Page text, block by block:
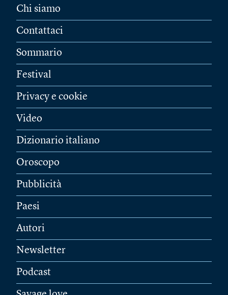
Chi siamo
Contattaci
Sommario
Festival
Privacy e cookie
Video
Dizionario italiano
Oroscopo
Pubblicità
Paesi
Autori
Newsletter
Podcast